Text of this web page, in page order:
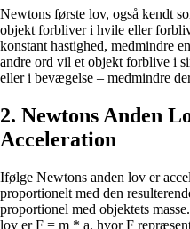
Newtons første lov, også kendt
objekt forbliver i hvile eller
konstant hastighed, medmindre
andre ord vil et objekt forblive i
eller i bevægelse – medmindre
2. Newtons Anden
Acceleration
Ifølge Newtons anden lov er
proportionelt med den
proportionel med objektets
lov er F = m * a, hvor F